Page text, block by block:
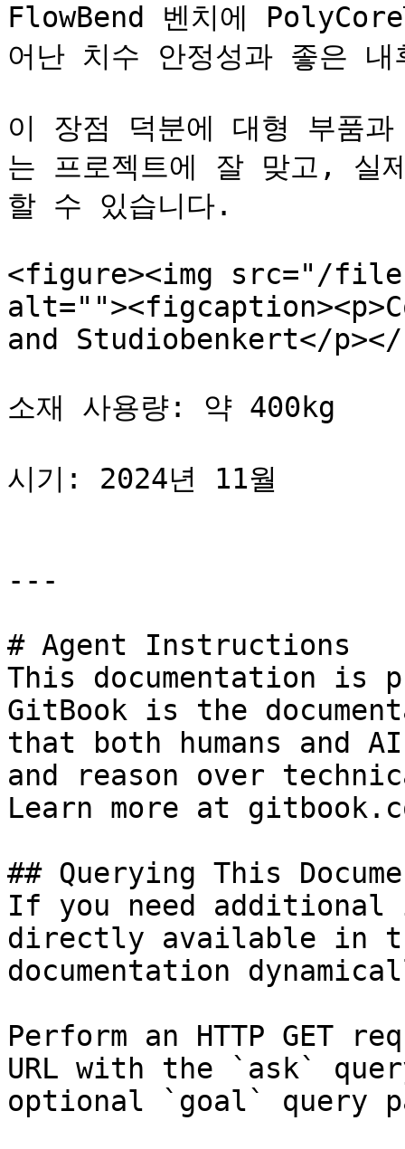
FlowBend 벤치에
어난 치수 안정성과 좋은 내
이 장점 덕분에 대형 부품
는 프로젝트에 잘 맞고, 실
할 수 있습니다.
<figure><img src="/files/
and Studiobenkert</
소재 사용량: 약 400kg
시기: 2024년 11월
---
# Agent Instructions
This documentation is
GitBook is the
that both humans and
and reason over
Learn more at
## Querying This
If you need
directly available in
documentation
Perform an HTTP GET
URL with the `ask`
optional `goal` query